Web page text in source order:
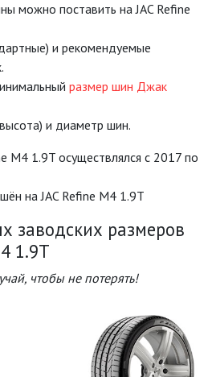
можно поставить на JAC Refine
и рекомендуемые
размер шин Джак
и диаметр шин.
M4 1.9T осуществлялся с 2017 по
на JAC Refine M4 1.9T
заводских размеров
1.9T
чтобы не потерять!